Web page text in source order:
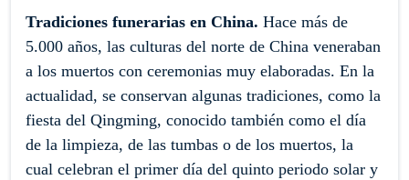
Tradiciones funerarias en China. Hace más de
5.000 años, las culturas del norte de China veneraban
a los muertos con ceremonias muy elaboradas. En la
actualidad, se conservan algunas tradiciones, como la
fiesta del Qingming, conocido también como el día
de la limpieza, de las tumbas o de los muertos, la
cual celebran el primer día del quinto periodo solar y